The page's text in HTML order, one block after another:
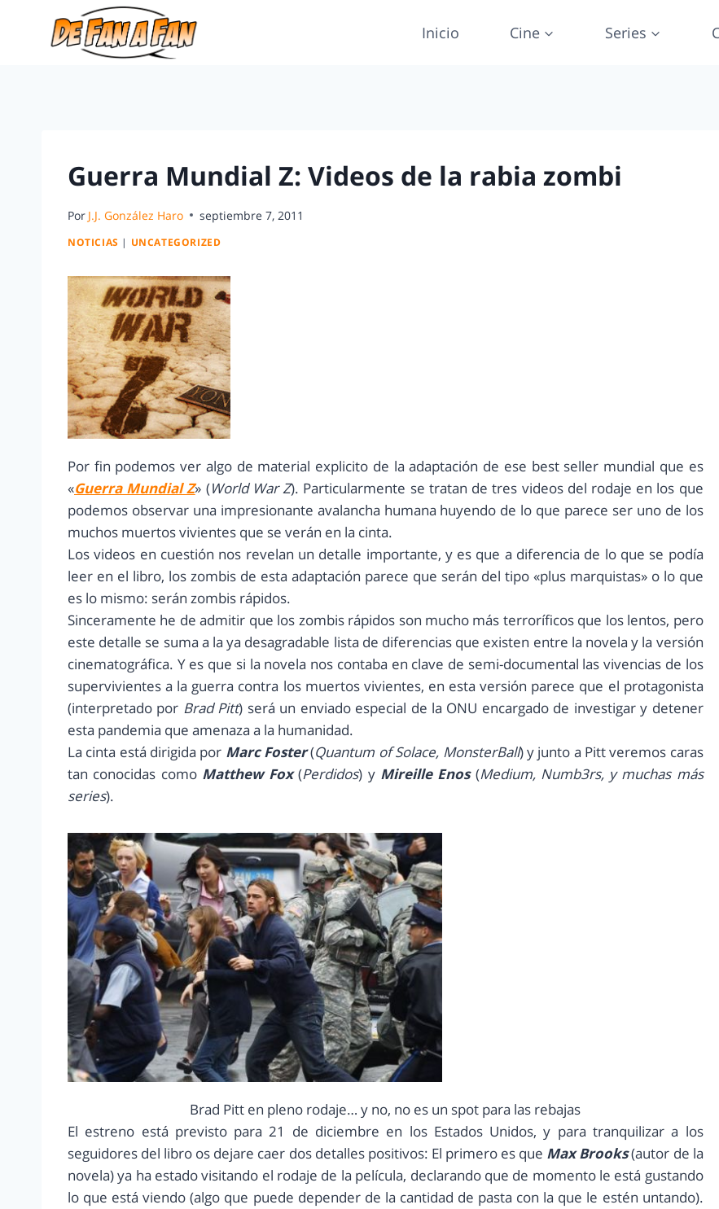
Inicio Cine Series
Guerra Mundial Z: Videos de la rabia zombi
Por J.J. González Haro septiembre 7, 2011
NOTICIAS | UNCATEGORIZED
Por fin podemos ver algo de material explicito de la adaptación de ese best seller mundial que es
«Guerra Mundial Z» (World War Z). Particularmente se tratan de tres videos del rodaje en los que
podemos observar una impresionante avalancha humana huyendo de lo que parece ser uno de los
muchos muertos vivientes que se verán en la cinta.
Los videos en cuestión nos revelan un detalle importante, y es que a diferencia de lo que se podía
leer en el libro, los zombis de esta adaptación parece que serán del tipo «plus marquistas» o lo que
es lo mismo: serán zombis rápidos.
Sinceramente he de admitir que los zombis rápidos son mucho más terroríficos que los lentos, pero
este detalle se suma a la ya desagradable lista de diferencias que existen entre la novela y la versión
cinematográfica. Y es que si la novela nos contaba en clave de semi-documental las vivencias de los
supervivientes a la guerra contra los muertos vivientes, en esta versión parece que el protagonista
(interpretado por Brad Pitt) será un enviado especial de la ONU encargado de investigar y detener
esta pandemia que amenaza a la humanidad.
La cinta está dirigida por Marc Foster(Quantum of Solace, MonsterBall) y junto a Pitt veremos caras
tan conocidas como Matthew Fox(Perdidos) y Mireille Enos(Medium, Numb3rs, y muchas más
series).
Brad Pitt en pleno rodaje… y no, no es un spot para las rebajas
El estreno está previsto para 21 de diciembre en los Estados Unidos, y para tranquilizar a los
seguidores del libro os dejare caer dos detalles positivos: El primero es que Max Brooks(autor de la
novela) ya ha estado visitando el rodaje de la película, declarando que de momento le está gustando
lo que está viendo (algo que puede depender de la cantidad de pasta con la que le estén untando).